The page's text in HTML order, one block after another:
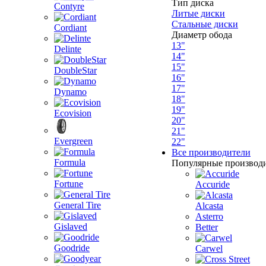
Contyre
Cordiant
Delinte
DoubleStar
Dynamo
Ecovision
Evergreen
Formula
Fortune
General Tire
Gislaved
Goodride
Тип диска
Литые диски
Стальные диски
Диаметр обода
13"
14"
15"
16"
17"
18"
19"
20"
21"
22"
Все производители
Популярные
Accuride
Alcasta
Asterro
Better
Carwel